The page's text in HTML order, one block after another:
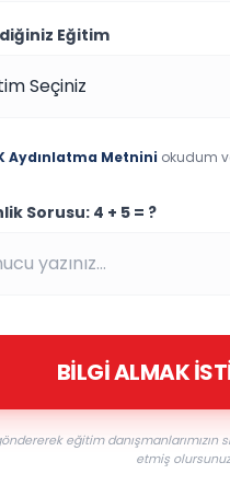
Eğitim
Aydınlatma Metnini okudum
Sorusu: 4 + 5 = ?
BILGI ALMAK
eğitim
etmiş